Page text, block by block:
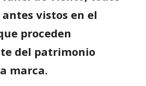
vistos en el
proceden
del patrimonio
marca.